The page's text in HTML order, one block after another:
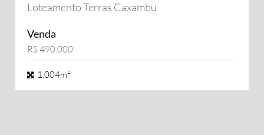
Loteamento Terras Caxambu
Venda
R$ 490.000
1.004m²